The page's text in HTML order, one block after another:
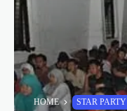
HOME STAR PARTY